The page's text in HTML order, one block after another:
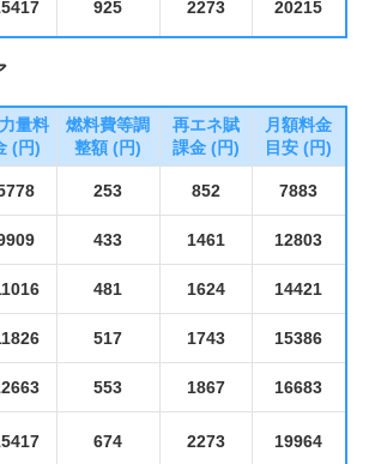
925 2273 20215
量料
(円)
燃料費等調
整額 (円)
再エネ賦
課金 (円)
月額料金
目安 (円)
253 852 7883
433 1461 12803
481 1624 14421
517 1743 15386
553 1867 16683
674 2273 19964